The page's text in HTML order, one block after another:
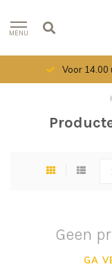
MENU
Voor 14.00
Geen
GA